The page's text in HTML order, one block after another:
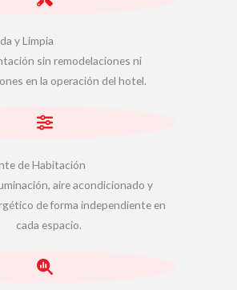
y Limpia
sin remodelaciones ni
en la operación del hotel.
de Habitación
aire acondicionado y
de forma independiente en
cada espacio.